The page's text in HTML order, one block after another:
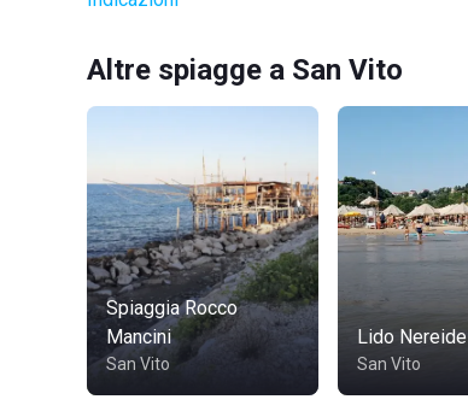
Altre spiagge a San Vito
Spiaggia Rocco
Mancini
San Vito
Lido Nereide
San Vito